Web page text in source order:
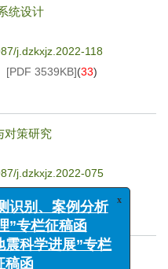
统设计
j.dzkxjz.2022-118
[PDF 3539KB](33)
对策研究
j.dzkxjz.2022-075
x
识别、案例分析
”专栏征稿函
震科学进展”专栏